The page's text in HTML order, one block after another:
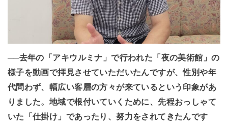
──去年の「アキウルミナ」で行われた「夜の美術館」の
様子を動画で拝見させていただいたんですが、性別や年
代問わず、幅広い客層の方々が来ているという印象があ
りました。 地域で根付いていくために、先程おっしゃて
いた「仕掛け」であったり、努力をされてきたんです